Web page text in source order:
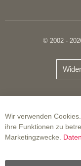
© 2002 -
Wir verwenden
ihre Funktionen zu
Marketingzwecke.